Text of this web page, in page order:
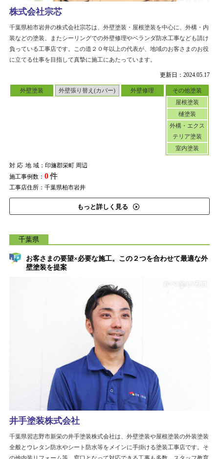
更新日：2024.05.17
外壁塗装 外壁張り替え(カバー) 外壁修理
その他塗装
屋根塗装
樋塗装
外構・エクス
テリア塗装
室内塗装
対応地域：印旛郡栄町 周辺
施工事例数： 0件
工事店住所：千葉県柏市岩井
もっと詳しく見る
株式会社宗芯
千葉県柏市岩井の株式会社宗芯は、外壁塗装・屋根塗装を中心に、外構・内
装などの塗装、またシーリングでの外壁修理やベランダ防水工事なども請け
負っている工事店です。この道２０年以上の代表が、地域のお客さまのお役
に立てる仕事を目指して真摯に施工にあたっています。
千葉県
お客さまの要望×必要な施工。この２つを合わせて最適な外
壁塗装を提案
井手塗装株式会社
千葉県習志野市新栄の井手塗装株式会社は、外壁塗装や屋根塗装の外装塗装
全般とウレタン防水やシート防水等をメインに手掛ける塗装工事店です。そ